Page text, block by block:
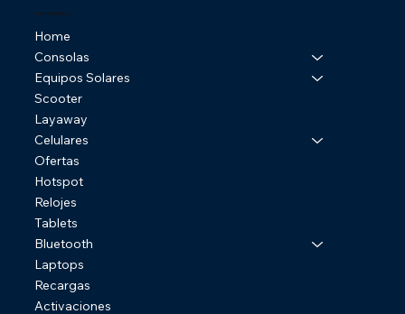
Tienda Online
Home
Consolas
Equipos Solares
Scooter
Layaway
Celulares
Ofertas
Hotspot
Relojes
Tablets
Bluetooth
Laptops
Recargas
Activaciones